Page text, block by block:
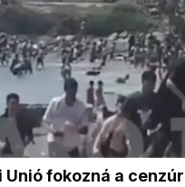
Unió fokozná a